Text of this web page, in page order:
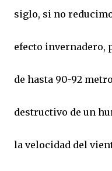
siglo, si no
efecto invernadero,
de hasta 90-92
destructivo de un
la velocidad del